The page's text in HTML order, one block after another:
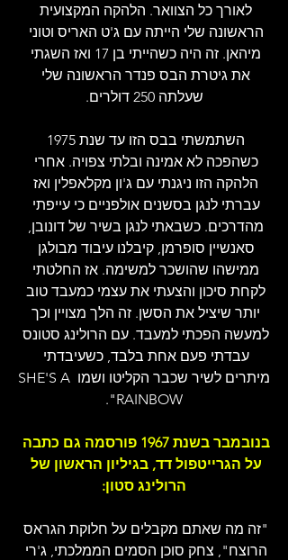
לאורך כל הצוואר. הלהקה המקצועית
הראשונה שלי הייתה עם ג'ט האריס וטוני
מיהאן. זה היה כשהייתי בן 17 ואז השגתי
את גיטרת הבס פנדר הראשונה שלי
שעלתה 250 דולרים.
כשהפכה לא אמינה ובלתי צפויה. אחרי
הלהקה הזו ניגנתי עם ג'ון מקלאפלין ואז
עברתי לנגן בסשנים אולפניים כי עייפתי
מהדרכים. כשבאתי לנגן בשיר של דונובן,
סאנשיין סופרמן, קיבלנו עיבוד מבולגן
ממישהו שהושכר למשימה. אז החלטתי
לקחת סיכון והצעתי את עצמי כמעבד טוב
יותר שיציל את הסשן. זה הלך מצויין וכך
למעשה הפכתי למעבד. עם הרולינג סטונס
עבדתי פעם אחת בלבד, כשעיבדתי
מיתרים לשיר שכבר הקליטו ושמו SHE'S A
RAINBOW".
בנובמבר בשנת 1967 פורסמה גם כתבה
על הגרייטפול דד, בגיליון הראשון של
הרולינג סטון:
"זה מה שאתם מקבלים על חלוקת הגראס
הרוצח", צחק סוכן הסמים הממלכתי, ג'רי